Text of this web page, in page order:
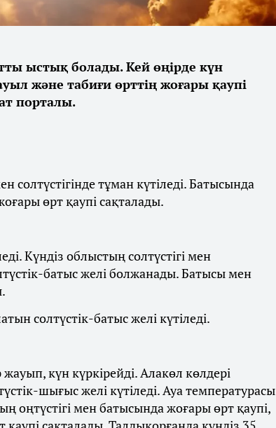
ыстық болады. Кей өңірде күн
және табиғи өрттің жоғары қаупі
порталы.
тұман күтіледі. Батысында
өрт қаупі сақталады.
Күндіз облыстың солтүстігі мен
батыс желі болжанады. Батысы мен
солтүстік-батыс желі күтіледі.
күн күркірейді. Алакөл көлдері
шығыс желі күтіледі. Ауа температурасы
оңтүстігі мен батысында жоғары өрт қаупі,